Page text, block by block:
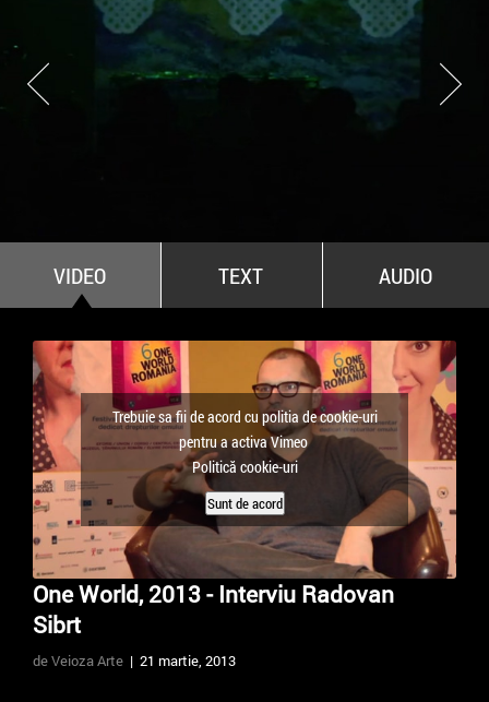
CinePOLSKA – filme poloneze la
București
PEOPLE OF ROMANIA se lansează la
galeria Simeza
All Stars For Outernational
VIDEO TEXT AUDIO
Trebuie sa fii de acord cu politia de cookie-uri
pentru a activa Vimeo
Politică cookie-uri
Sunt de acord
One World, 2013 - Interviu Radovan
Sibrt
de Veioza Arte | 21 martie, 2013